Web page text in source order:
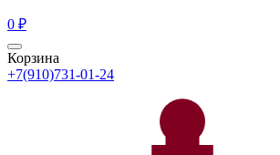
0 ₽
Корзина
+7(910)731-01-24